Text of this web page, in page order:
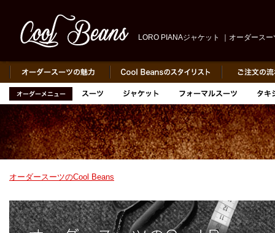
LORO PIANAジャケット ｜オーダース
オーダースーツのCool Beans